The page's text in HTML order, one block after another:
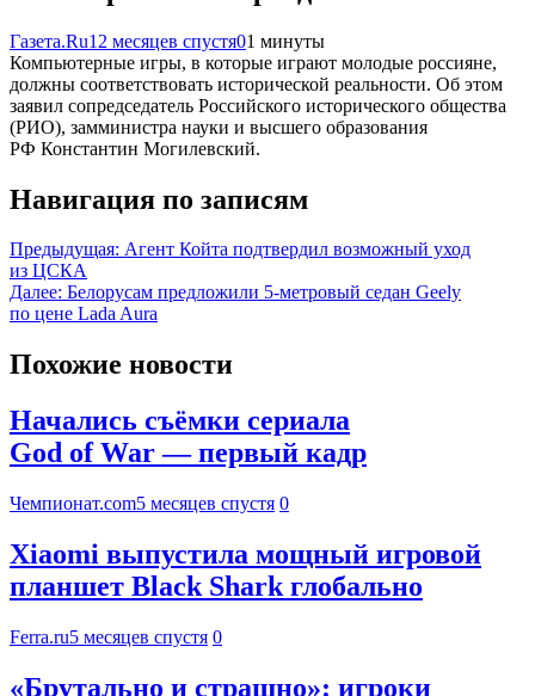
Газета.Ru12 месяцев спустя01 минуты
Компьютерные игры, в которые играют молодые россияне,
должны соответствовать исторической реальности. Об этом
заявил сопредседатель Российского исторического общества
(РИО), замминистра науки и высшего образования
РФ Константин Могилевский.
Навигация по записям
Предыдущая: Агент Койта подтвердил возможный уход
из ЦСКА
Далее: Белорусам предложили 5-метровый седан Geely
по цене Lada Aura
Похожие новости
Начались съёмки сериала
God of War — первый кадр
Чемпионат.com5 месяцев спустя 0
Xiaomi выпустила мощный игровой
планшет Black Shark глобально
Ferra.ru5 месяцев спустя 0
«Брутально и страшно»: игроки